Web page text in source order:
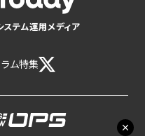
ステム運用メディア
ム特集